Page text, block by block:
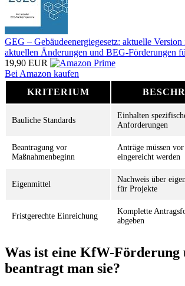
GEG – Gebäudeenergiegesetz: aktuelle
aktuellen Änderungen und BEG-Förderungen
19,90 EUR
Bei Amazon kaufen
KRITERIUM
Bauliche Standards
Einhalten
Anforderungen
Beantragung vor
Maßnahmenbeginn
Anträge müssen
eingereicht werden
Eigenmittel
Nachweis über
für Projekte
Fristgerechte Einreichung
Komplette
abgeben
Was ist eine KfW-Förderung
beantragt man sie?